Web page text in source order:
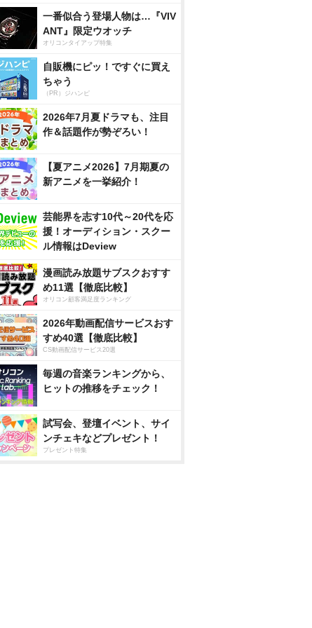
一番似合う登場人物は…『VIV
ANT』限定ウオッチ
オリコンタイアップ特集
自販機にピッ！ですぐに買え
ちゃう
（PR）ジハンピ
2026年7月夏ドラマも、注目
作＆話題作が勢ぞろい！
【夏アニメ2026】7月期夏の
新アニメを一挙紹介！
芸能界を志す10代～20代を応
援！オーディション・スクー
ル情報はDeview
漫画読み放題サブスクおすす
め11選【徹底比較】
オリコン顧客満足度ランキング
2026年動画配信サービスおす
すめ40選【徹底比較】
CS動画配信サービス20選
毎週の音楽ランキングから、
ヒットの推移をチェック！
試写会、登壇イベント、サイ
ンチェキなどプレゼント！
プレゼント特集